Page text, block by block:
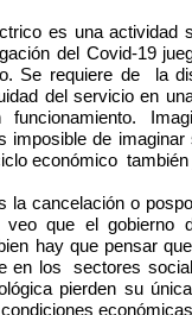
es una actividad
del Covid-19
Se requiere de la
del servicio en
imposible de
económico
la cancelación o
veo que el
hay que pensar
en los sectores
pierden su